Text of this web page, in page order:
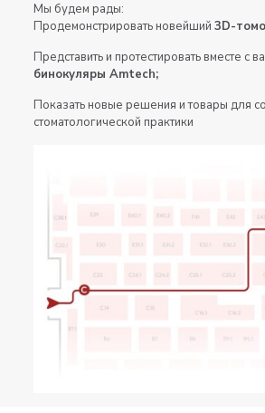
Мы будем рады:
Продемонстрировать новейший 3D-
Представить и протестировать вместе с
бинокуляры Amtech;
Показать новые решения и товары для
стоматологической практики